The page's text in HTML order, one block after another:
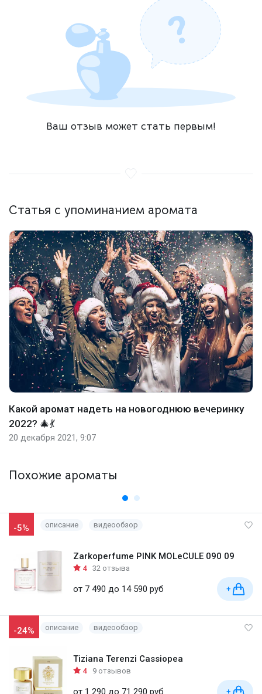
Ваш отзыв может стать первым!
Статья с упоминанием аромата
Какой аромат надеть на новогоднюю вечеринку
2022? 🎄💃
20 декабря 2021, 9:07
Похожие ароматы
-5% описание видеообзор
Zarkoperfume PINK MOLeCULE 090 09
4 32 отзыва
от 7 490 до 14 590 руб +
-24% описание видеообзор
Tiziana Terenzi Cassiopea
4 9 отзывов
от 1 290 до 71 290 руб +